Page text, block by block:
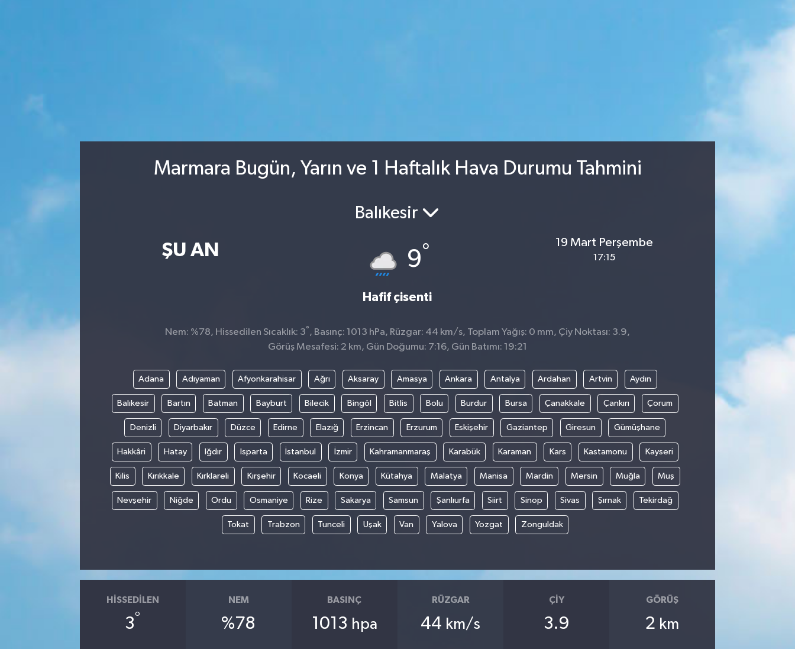
Marmara Bugün, Yarın ve 1 Haftalık Hava Durumu Tahmini
ŞU AN
Balıkesir
9°
Hafif çisenti
19 Mart Perşembe
17:15
Nem: %78, Hissedilen Sıcaklık: 3° , Basınç: 1013 hPa, Rüzgar: 44 km/s, Toplam Yağış: 0 mm, Çiy Noktası: 3.9,
Görüş Mesafesi: 2 km, Gün Doğumu: 7:16, Gün Batımı: 19:21
Adana Adıyaman Afyonkarahisar Ağrı Aksaray Amasya Ankara Antalya Ardahan Artvin Aydın
Balıkesir Bartın Batman Bayburt Bilecik Bingöl Bitlis Bolu Burdur Bursa Çanakkale Çankırı Çorum
Denizli Diyarbakır Düzce Edirne Elazığ Erzincan Erzurum Eskişehir Gaziantep Giresun Gümüşhane
Hakkâri Hatay Iğdır Isparta İstanbul İzmir Kahramanmaraş Karabük Karaman Kars Kastamonu Kayseri
Kilis Kırıkkale Kırklareli Kırşehir Kocaeli Konya Kütahya Malatya Manisa Mardin Mersin Muğla Muş
Nevşehir Niğde Ordu Osmaniye Rize Sakarya Samsun Şanlıurfa Siirt Sinop Sivas Şırnak Tekirdağ
Tokat Trabzon Tunceli Uşak Van Yalova Yozgat Zonguldak
HISSEDILEN
3°
NEM
%78
BASINÇ
1013 hpa
RÜZGAR
44 km/s
ÇIY
3.9
GÖRÜŞ
2 km